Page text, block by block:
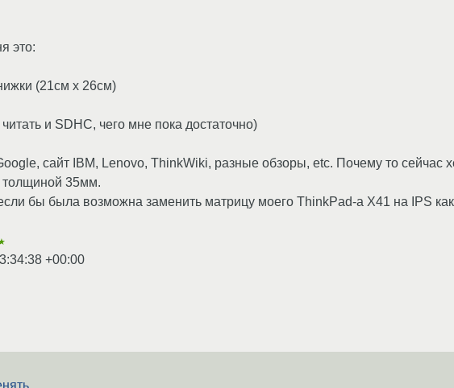
это:
(21см x 26см)
и SDHC, чего мне пока достаточно)
сайт IBM, Lenovo, ThinkWiki, разные обзоры, etc. Почему то сейчас
толщиной 35мм.
бы была возможна заменить матрицу моего ThinkPad-а X41 на IPS
+00:00